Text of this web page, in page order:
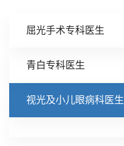
屈光手术专科医生
青白专科医生
视光及小儿眼病科医生